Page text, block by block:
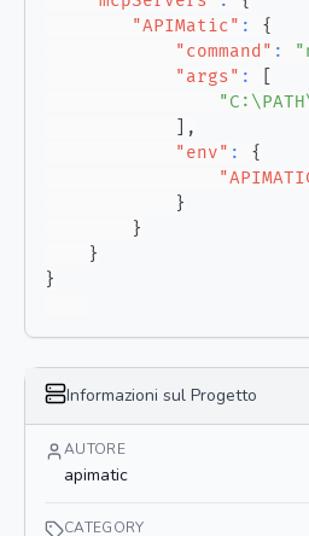
"APIMatic" :
{
"command" :
"args" :
,
"env" :
{
}
}
}
}
Informazioni sul Progetto
AUTORE
apimatic
CATEGORY